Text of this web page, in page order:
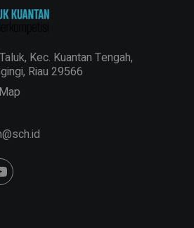
Kec. Kuantan Tengah,
Riau 29566